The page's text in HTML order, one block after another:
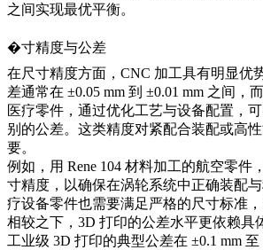
之间实现最优平衡。
�寸精度与公差
在尺寸精度方面，CNC 加工具有明显优
差通常在 ±0.05 mm 到 ±0.01 mm 之间，
医疗零件，通过优化工艺与设备配置，可
别的公差。这类精度对紧配合装配或高
要。
例如，用 Rene 104 材料加工的航空零件
寸精度，以确保在涡轮系统中正确装配
疗设备零件也需要满足严格的尺寸标准，
相较之下，3D 打印的公差水平更依赖具
工业级 3D 打印的典型公差在 ±0.1 mm